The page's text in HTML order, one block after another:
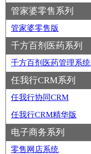
管家婆零售系列
管家婆零售版
千方百剂医药系列
千方百剂医药管理系统
任我行CRM系列
任我行协同CRM
任我行CRM精华版
电子商务系列
零售网店系统